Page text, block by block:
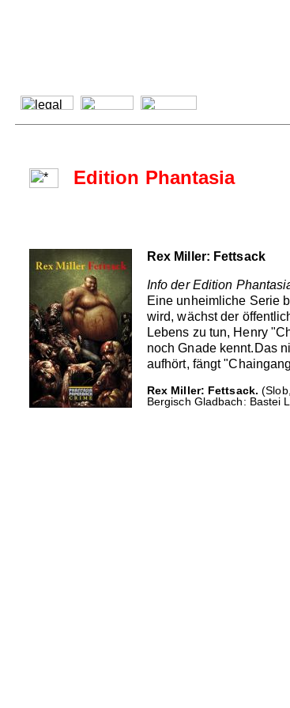
Edition Phantasia
Rex Miller: Fettsack
Info der Edition
Eine unheimliche Serie
wird, wächst der
Lebens zu tun, Henry
noch Gnade kennt.Das
aufhört, fängt
Rex Miller: Fettsack.
Bergisch Gladbach: Bastei